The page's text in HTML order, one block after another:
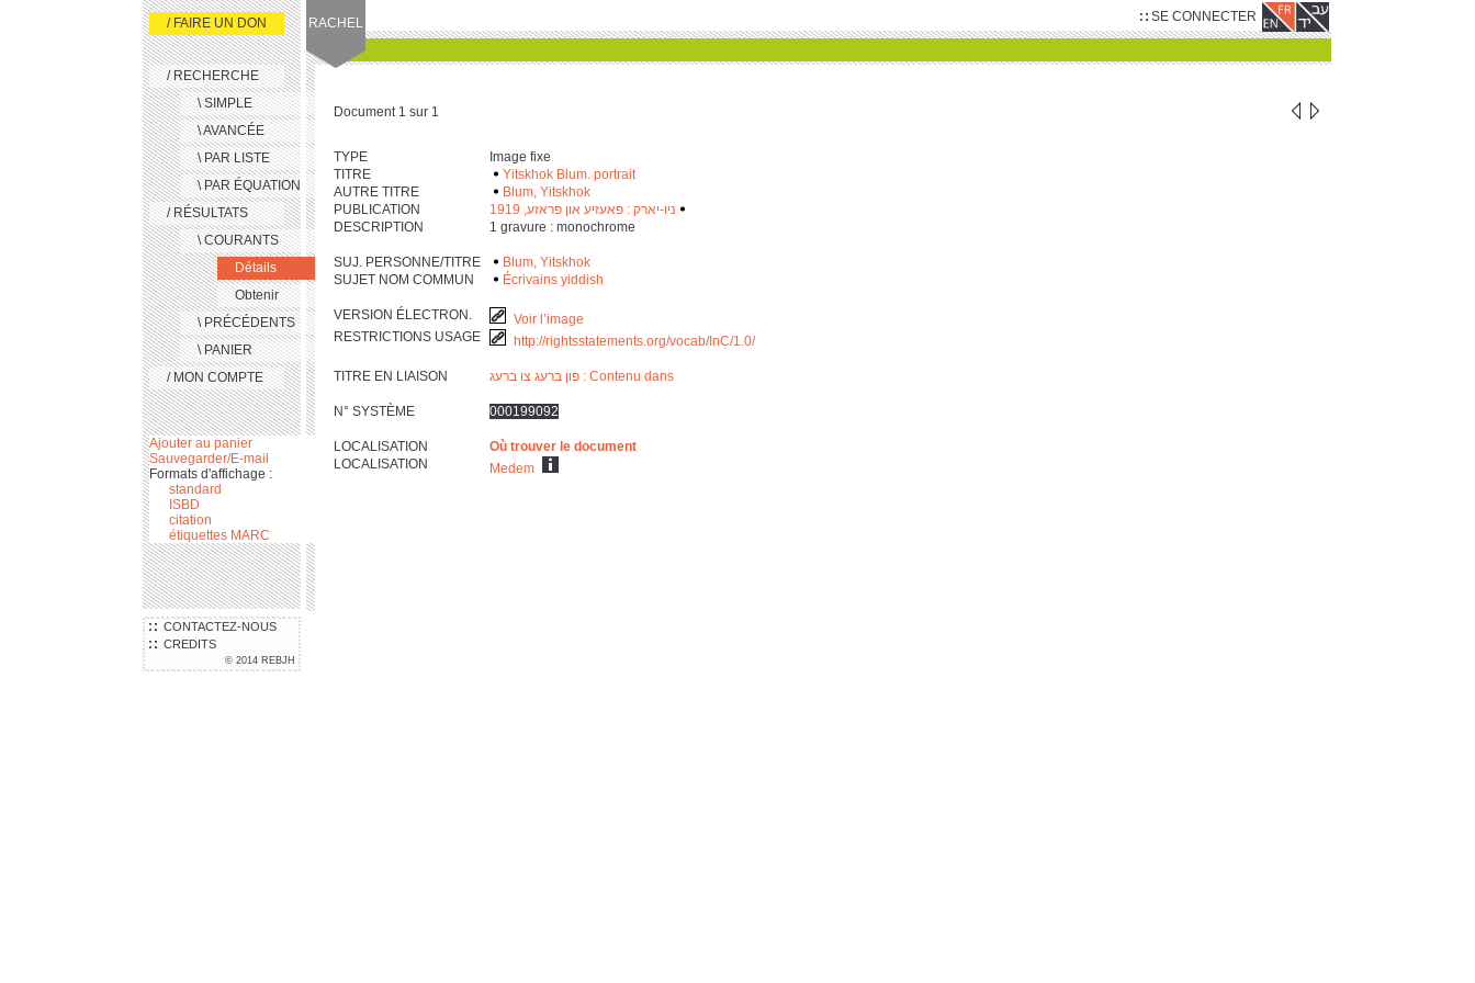
SE CONNECTER
RACHEL
CONTACTEZ-NOUS
CREDITS
© 2014 REBJH
/ FAIRE UN DON
/ RECHERCHE
\ SIMPLE
\ AVANCÉE
\ PAR LISTE
\ PAR ÉQUATION
/ RÉSULTATS
\ COURANTS
Détails
Obtenir
\ PRÉCÉDENTS
\ PANIER
/ MON COMPTE
Ajouter au panier
Sauvegarder/E-mail
Formats d'affichage :
standard
ISBD
citation
étiquettes MARC
Document 1 sur 1
TYPE
Image fixe
TITRE
Yitskhok Blum. portrait
AUTRE TITRE
Blum, Yitskhok
PUBLICATION
ניו-יארק : פאעזיע און פראזע, 1919
DESCRIPTION
‎1 gravure : monochrome
SUJ. PERSONNE/TITRE
Blum, Yitskhok
SUJET NOM COMMUN
Écrivains yiddish
VERSION ÉLECTRON.
Voir l’image
RESTRICTIONS USAGE
http://rightsstatements.org/vocab/InC/1.0/
TITRE EN LIAISON Contenu dans : פון ברעג צו ברעג
N° SYSTÈME 000199092
LOCALISATION
Où trouver le document
LOCALISATION
Medem